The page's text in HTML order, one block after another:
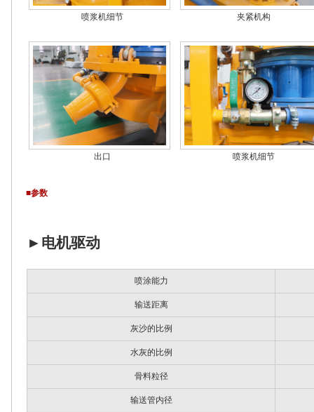
喷浆机细节 夹紧机构
出口 喷浆机细节
■参数
► 电机驱动
喷涂能力
输送距离
灰沙的比例
水灰的比例
骨料粒径
输送管内径